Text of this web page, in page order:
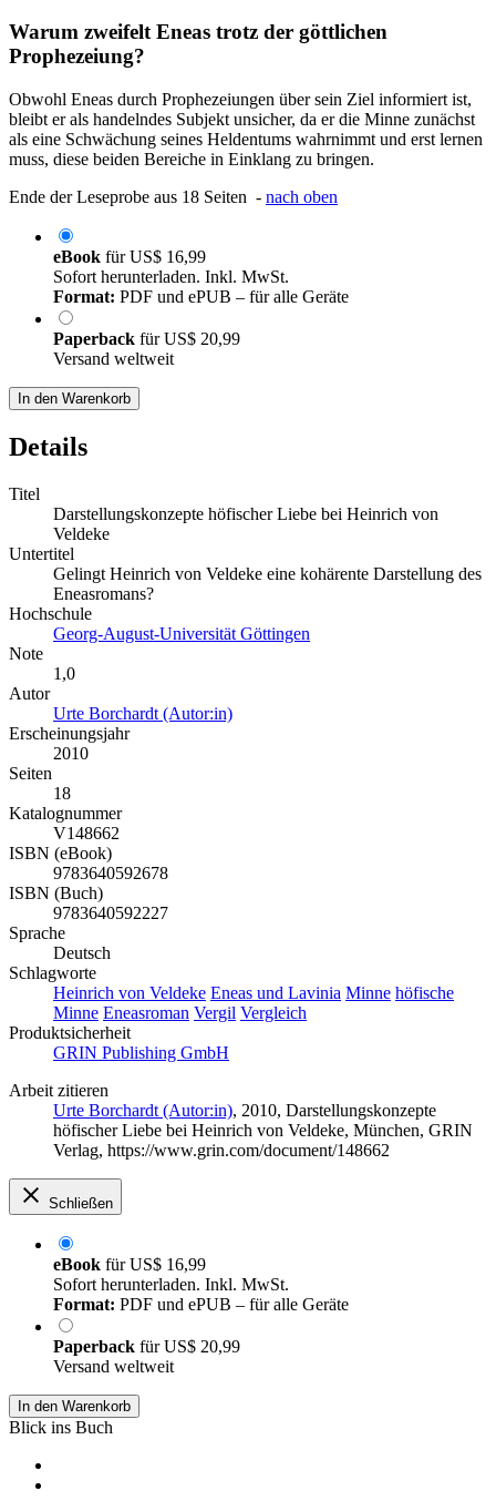
Warum zweifelt Eneas trotz der göttlichen
Prophezeiung?
Obwohl Eneas durch Prophezeiungen über sein Ziel informiert ist,
bleibt er als handelndes Subjekt unsicher, da er die Minne zunächst
als eine Schwächung seines Heldentums wahrnimmt und erst lernen
muss, diese beiden Bereiche in Einklang zu bringen.
Ende der Leseprobe aus 18 Seiten - nach oben
eBook fürUS$ 16,99
Sofort herunterladen. Inkl. MwSt.
Format: PDF und ePUB – für alle Geräte
Paperback fürUS$ 20,99
Versand weltweit
In den Warenkorb
Details
Titel
Darstellungskonzepte höfischer Liebe bei Heinrich von
Veldeke
Untertitel
Gelingt Heinrich von Veldeke eine kohärente Darstellung des
Eneasromans?
Hochschule
Georg-August-Universität Göttingen
Note
1,0
Autor
Urte Borchardt (Autor:in)
Erscheinungsjahr
2010
Seiten
18
Katalognummer
V148662
ISBN (eBook)
9783640592678
ISBN (Buch)
9783640592227
Sprache
Deutsch
Schlagworte
Heinrich von Veldeke Eneas und Lavinia Minne höfische
Minne Eneasroman Vergil Vergleich
Produktsicherheit
GRIN Publishing GmbH
Arbeit zitieren
Urte Borchardt (Autor:in), 2010, Darstellungskonzepte
höfischer Liebe bei Heinrich von Veldeke, München, GRIN
Verlag, https://www.grin.com/document/148662
Schließen
eBook fürUS$ 16,99
Sofort herunterladen. Inkl. MwSt.
Format: PDF und ePUB – für alle Geräte
Paperback fürUS$ 20,99
Versand weltweit
In den Warenkorb
Blick ins Buch